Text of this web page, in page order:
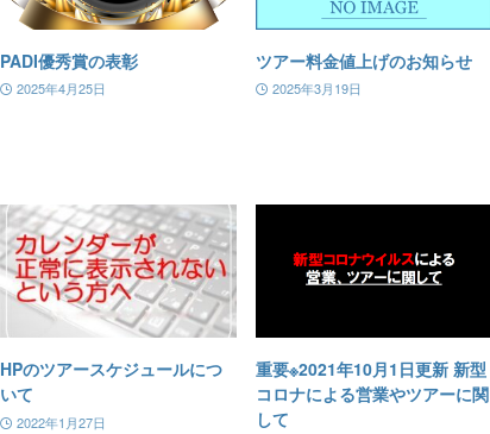
PADI優秀賞の表彰
2025年4月25日
ツアー料金値上げのお知らせ
2025年3月19日
HPのツアースケジュールにつ
いて
2022年1月27日
重要※2021年10月1日更新 新型
コロナによる営業やツアーに関
して